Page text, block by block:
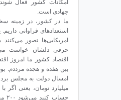
امکانات کشور فعال
جهادی است.
ما در کشور، در زمینه
استعدادهای فراوانی
حرفی دلشان خواست
اقتصاد کشور ما امروز
بین هفده و هجده مرددم.